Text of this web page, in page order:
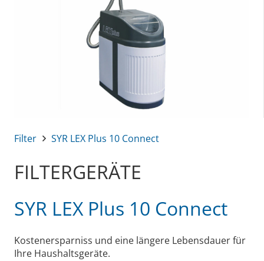
Filter SYR LEX Plus 10 Connect
FILTERGERÄTE
SYR LEX Plus 10 Connect
Kostenersparniss und eine längere Lebensdauer für
Ihre Haushaltsgeräte.